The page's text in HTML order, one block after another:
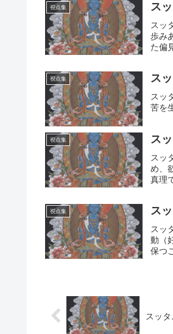
視点集 ス
スッ
歩み
た偏
視点集 ス
スッ
苦を
視点集 ス
スッ
め、
真理
視点集 ス
スッ
動（
保つ
スッ